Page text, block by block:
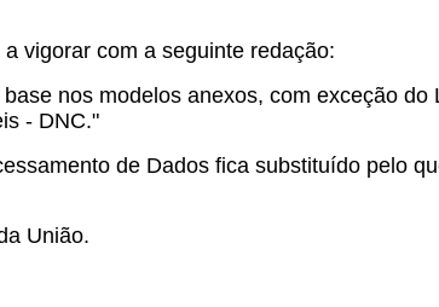
vigorar com a seguinte redação:
nos modelos anexos, com exceção
- DNC."
de Dados fica substituído pelo
União.